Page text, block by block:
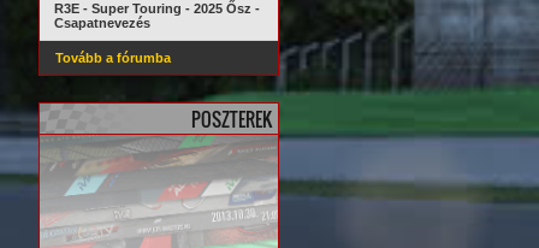
R3E - Super Touring - 2025 Ősz -
Csapatnevezés
Tovább a fórumba
POSZTEREK